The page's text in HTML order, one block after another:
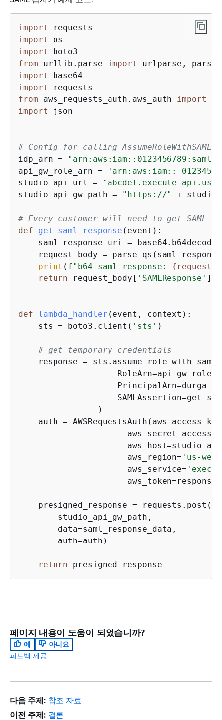
import
import
import
from urllib.parse import
import
import
from aws_requests_auth.aws_auth import
import
json
# Config for calling AssumeRoleWithSAML
idp_arn =
api_gw_role_arn =
'arn:aws:iam::
studio_api_url =
"abcdef.execute-api.us-
studio_api_gw_path =
"https://" +
# Every customer will need to get SAML
def
get_saml_response ( event ):
saml_response_uri =
request_body =
print ( f"b64 saml response: {
return request_body[ 'SAMLResponse' ][
def lambda_handler ( event, context ):
    sts = boto3.client(
'sts' )
# get temporary credentials
    response = sts.assume_role_with_saml(
                )
auth =
                      aws_region=
'us-
                      aws_service=
                      aws_token=response[
    presigned_response = requests.post(
        studio_api_gw_path,
        data=saml_response_data,
        auth=auth)
return presigned_response
페이지 내용이 도움이 되었습니까?
예
아니요
피드백 제공
다음 주제: 참조 자료
이전 주제: 결론